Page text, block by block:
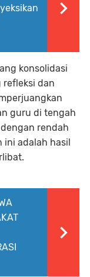
konsolidasi
refleksi dan
guru di tengah
rendah
adalah hasil